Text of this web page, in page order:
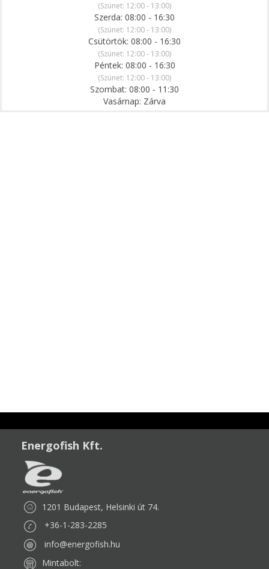
(Szünet: 12:00 - 13:00)
Szerda: 08:00 - 16:30
(Szünet: 12:00 - 13:00)
Csütörtök: 08:00 - 16:30
(Szünet: 12:00 - 13:00)
Péntek: 08:00 - 16:30
(Szünet: 12:00 - 13:00)
Szombat: 08:00 - 11:30
Vasárnap: Zárva
Energofish Kft.
1201 Budapest, Helsinki út 74.
+36-1-283-2285
info@energofish.hu
Mintabolt: